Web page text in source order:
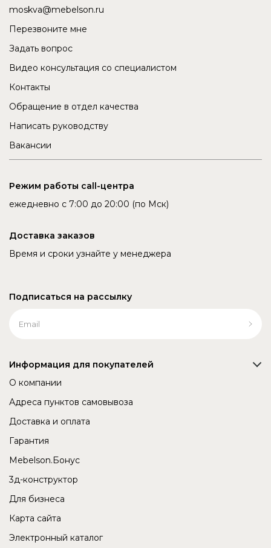
moskva@mebelson.ru
Перезвоните мне
Задать вопрос
Видео консультация со специалистом
Контакты
Обращение в отдел качества
Написать руководству
Вакансии
Режим работы call-центра
ежедневно с 7:00 до 20:00 (по Мск)
Доставка заказов
Время и сроки узнайте у менеджера
Подписаться на рассылку
Информация для покупателей
О компании
Адреса пунктов самовывоза
Доставка и оплата
Гарантия
Mebelson.Бонус
3д-конструктор
Для бизнеса
Карта сайта
Электронный каталог